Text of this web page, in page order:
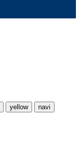
yellow
navi